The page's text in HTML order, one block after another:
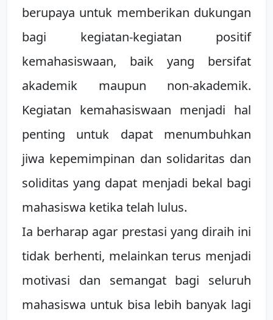
berupaya untuk memberikan dukungan
bagi kegiatan-kegiatan positif
kemahasiswaan, baik yang bersifat
akademik maupun non-akademik.
Kegiatan kemahasiswaan menjadi hal
penting untuk dapat menumbuhkan
jiwa kepemimpinan dan solidaritas dan
soliditas yang dapat menjadi bekal bagi
mahasiswa ketika telah lulus.
Ia berharap agar prestasi yang diraih ini
tidak berhenti, melainkan terus menjadi
motivasi dan semangat bagi seluruh
mahasiswa untuk bisa lebih banyak lagi